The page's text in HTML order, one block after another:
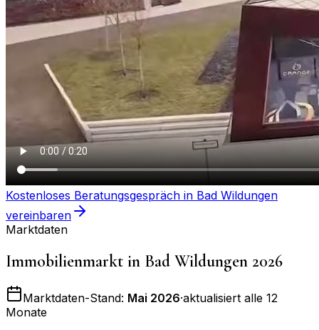
Kostenloses Beratungsgespräch in Bad Wildungen
vereinbaren
Marktdaten
Immobilienmarkt in Bad Wildungen 2026
Marktdaten-Stand: Mai 2026·aktualisiert alle 12
Monate